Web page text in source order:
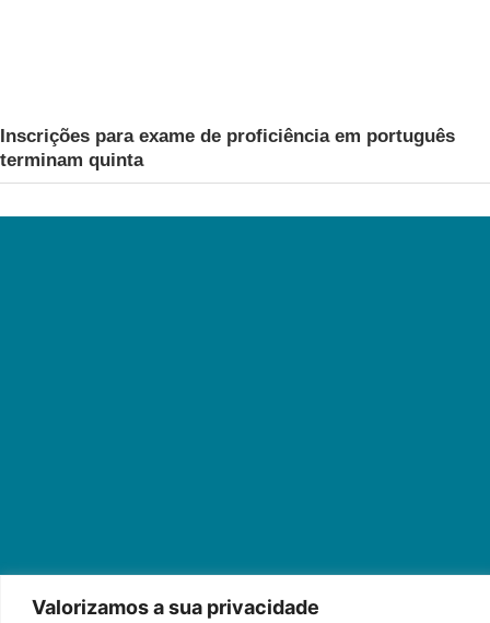
Valorizamos a sua privacidade
Inscrições para exame de proficiência em português
terminam quinta